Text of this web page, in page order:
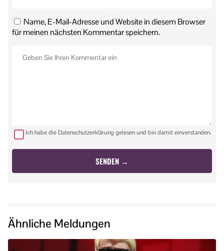
Name, E-Mail-Adresse und Website in diesem Browser
für meinen nächsten Kommentar speichern.
Ich habe die Datenschutzerklärung gelesen und bin damit einverstanden.
Ähnliche Meldungen